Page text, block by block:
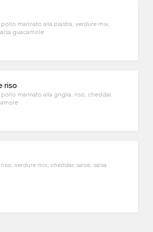
marinato alla piastra, verdure mix,
guacamole
riso
marinato alla griglia, riso, cheddar,
verdure mix, cheddar, salse, salsa